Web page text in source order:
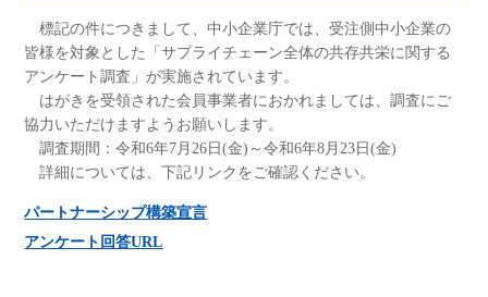
標記の件につきまして、中小企業庁では、受注側中小企業の
皆様を対象とした「サプライチェーン全体の共存共栄に関する
アンケート調査」が実施されています。
はがきを受領された会員事業者におかれましては、調査にご
協力いただけますようお願いします。
調査期間：令和6年7月26日(金)～令和6年8月23日(金)
詳細については、下記リンクをご確認ください。
パートナーシップ構築宣言
アンケート回答URL